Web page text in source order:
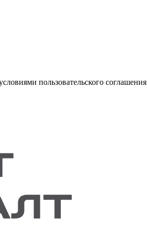
пользовательского соглашения